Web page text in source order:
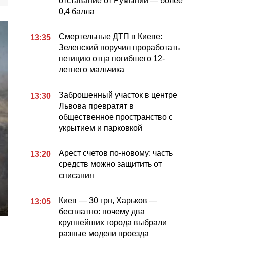
0,4 балла
13:35
Смертельные ДТП в Киеве:
Зеленский поручил проработать
петицию отца погибшего 12-
летнего мальчика
13:30
Заброшенный участок в центре
Львова превратят в
общественное пространство с
укрытием и парковкой
13:20
Арест счетов по-новому: часть
средств можно защитить от
списания
13:05
Киев — 30 грн, Харьков —
бесплатно: почему два
крупнейших города выбрали
разные модели проезда